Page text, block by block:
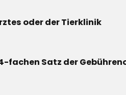
oder der Tierklinik
fachen Satz der